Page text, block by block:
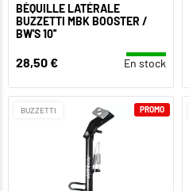
BÉQUILLE LATÉRALE
BUZZETTI MBK BOOSTER /
BW'S 10''
28,50 € En stock
BUZZETTI PROMO